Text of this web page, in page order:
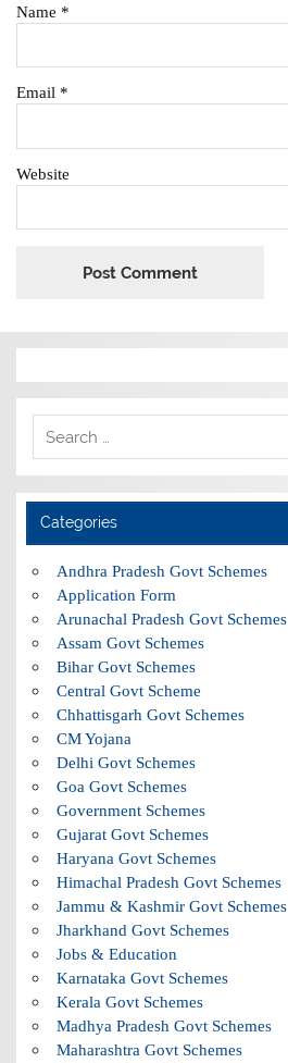
Name *
Email *
Website
Categories
Andhra Pradesh Govt Schemes
Application Form
Arunachal Pradesh Govt Schemes
Assam Govt Schemes
Bihar Govt Schemes
Central Govt Scheme
Chhattisgarh Govt Schemes
CM Yojana
Delhi Govt Schemes
Goa Govt Schemes
Government Schemes
Gujarat Govt Schemes
Haryana Govt Schemes
Himachal Pradesh Govt Schemes
Jammu & Kashmir Govt Schemes
Jharkhand Govt Schemes
Jobs & Education
Karnataka Govt Schemes
Kerala Govt Schemes
Madhya Pradesh Govt Schemes
Maharashtra Govt Schemes